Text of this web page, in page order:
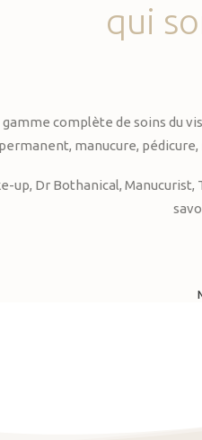
qui
gamme complète de soins du
manucure,
up, Dr Bothanical,